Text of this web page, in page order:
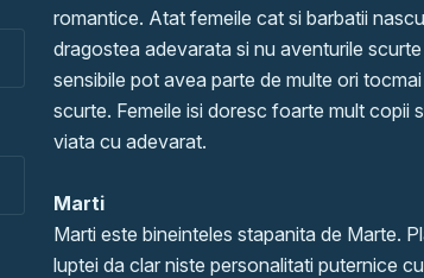
romantice. Atat femeile cat si barbatii
dragostea adevarata si nu aventurile
sensibile pot avea parte de multe ori
scurte. Femeile isi doresc foarte mult copii
viata cu adevarat.
Marti
Marti este bineinteles stapanita de Marte.
luptei da clar niste personalitati puternice